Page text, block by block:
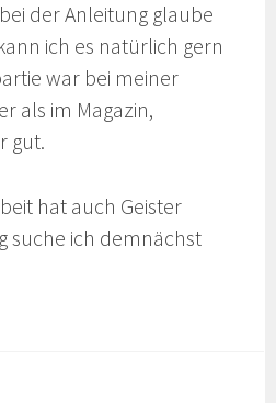
der Anleitung glaube
ich es natürlich gern
war bei meiner
als im Magazin,
gut.
hat auch Geister
suche ich demnächst